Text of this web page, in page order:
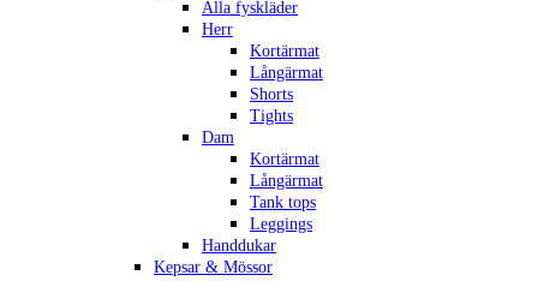
Alla fyskläder
Herr
Kortärmat
Långärmat
Shorts
Tights
Dam
Kortärmat
Långärmat
Tank tops
Leggings
Handdukar
Kepsar & Mössor